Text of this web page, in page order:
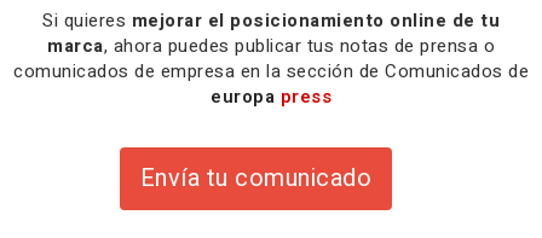
Si quieres mejorar el posicionamiento online de tu
marca, ahora puedes publicar tus notas de prensa o
comunicados de empresa en la sección de Comunicados de
europa press
Envía tu comunicado